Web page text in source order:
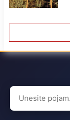
Search
for: